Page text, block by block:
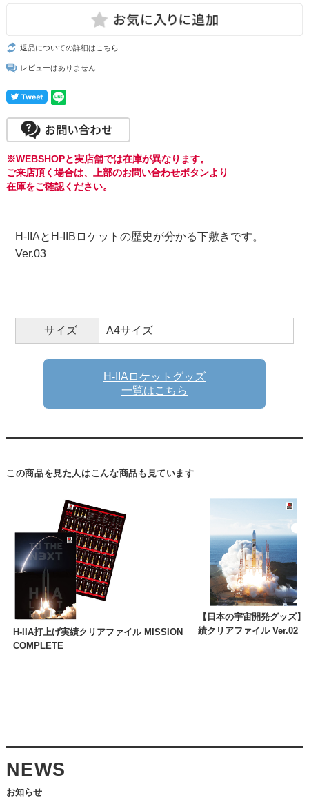
返品についての詳細はこちら
レビューはありません
※WEBSHOPと実店舗では在庫が異なります。
ご来店頂く場合は、上部のお問い合わせボタンより
在庫をご確認ください。
H-IIAとH-IIBロケットの歴史が分かる下敷きです。
Ver.03
サイズ A4サイズ
H-IIAロケットグッズ
一覧はこちら
この商品を見た人はこんな商品も見ています
H-IIA打上げ実績クリアファイル MISSION
COMPLETE
【日本の宇宙開発グッズ
績クリアファイル Ver.02
NEWS
お知らせ